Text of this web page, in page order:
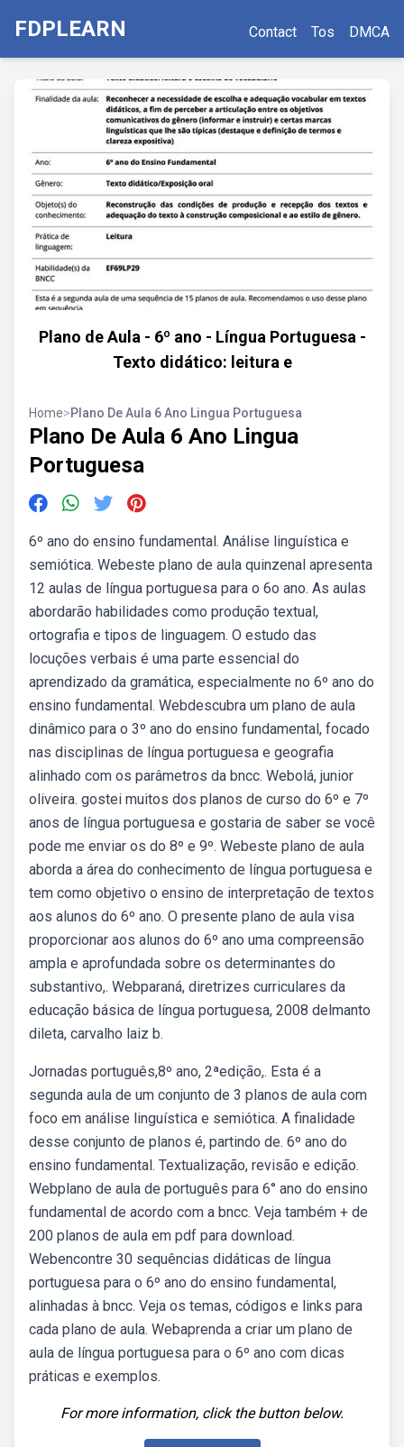
FDPLEARN Contact Tos DMCA
Plano de Aula - 6º ano - Língua Portuguesa -
Texto didático: leitura e
Home>Plano De Aula 6 Ano Lingua Portuguesa
Plano De Aula 6 Ano Lingua
Portuguesa
6º ano do ensino fundamental. Análise linguística e
semiótica. Webeste plano de aula quinzenal apresenta
12 aulas de língua portuguesa para o 6o ano. As aulas
abordarão habilidades como produção textual,
ortografia e tipos de linguagem. O estudo das
locuções verbais é uma parte essencial do
aprendizado da gramática, especialmente no 6º ano do
ensino fundamental. Webdescubra um plano de aula
dinâmico para o 3º ano do ensino fundamental, focado
nas disciplinas de língua portuguesa e geografia
alinhado com os parâmetros da bncc. Webolá, junior
oliveira. gostei muitos dos planos de curso do 6º e 7º
anos de língua portuguesa e gostaria de saber se você
pode me enviar os do 8º e 9º. Webeste plano de aula
aborda a área do conhecimento de língua portuguesa e
tem como objetivo o ensino de interpretação de textos
aos alunos do 6º ano. O presente plano de aula visa
proporcionar aos alunos do 6º ano uma compreensão
ampla e aprofundada sobre os determinantes do
substantivo,. Webparaná, diretrizes curriculares da
educação básica de língua portuguesa, 2008 delmanto
dileta, carvalho laiz b.
Jornadas português,8º ano, 2ªedição,. Esta é a
segunda aula de um conjunto de 3 planos de aula com
foco em análise linguística e semiótica. A finalidade
desse conjunto de planos é, partindo de. 6º ano do
ensino fundamental. Textualização, revisão e edição.
Webplano de aula de português para 6° ano do ensino
fundamental de acordo com a bncc. Veja também + de
200 planos de aula em pdf para download.
Webencontre 30 sequências didáticas de língua
portuguesa para o 6º ano do ensino fundamental,
alinhadas à bncc. Veja os temas, códigos e links para
cada plano de aula. Webaprenda a criar um plano de
aula de língua portuguesa para o 6º ano com dicas
práticas e exemplos.
For more information, click the button below.